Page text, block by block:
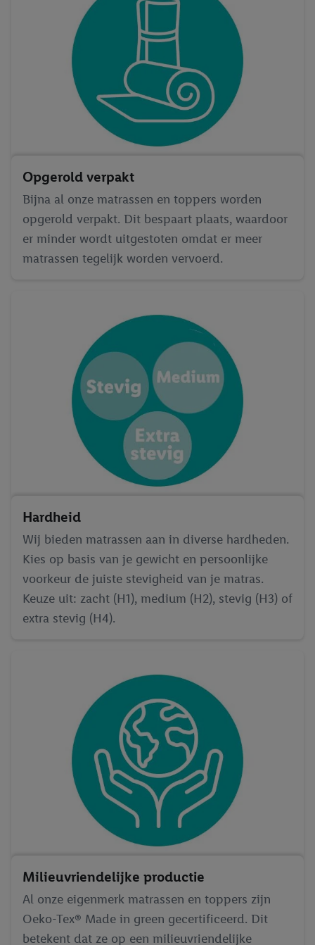
Opgerold verpakt
Bijna al onze matrassen en toppers worden
opgerold verpakt. Dit bespaart plaats, waardoor
er minder wordt uitgestoten omdat er meer
matrassen tegelijk worden vervoerd.
Hardheid
Wij bieden matrassen aan in diverse hardheden.
Kies op basis van je gewicht en persoonlijke
voorkeur de juiste stevigheid van je matras.
Keuze uit: zacht (H1), medium (H2), stevig (H3) of
extra stevig (H4).
Milieuvriendelijke productie
Al onze eigenmerk matrassen en toppers zijn
Oeko-Tex® Made in green gecertificeerd. Dit
betekent dat ze op een milieuvriendelijke